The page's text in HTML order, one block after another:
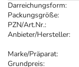
Darreichungsform:
Packungsgröße:
PZN/Art.Nr.:
Anbieter/Hersteller:
Marke/Präparat:
Grundpreis: